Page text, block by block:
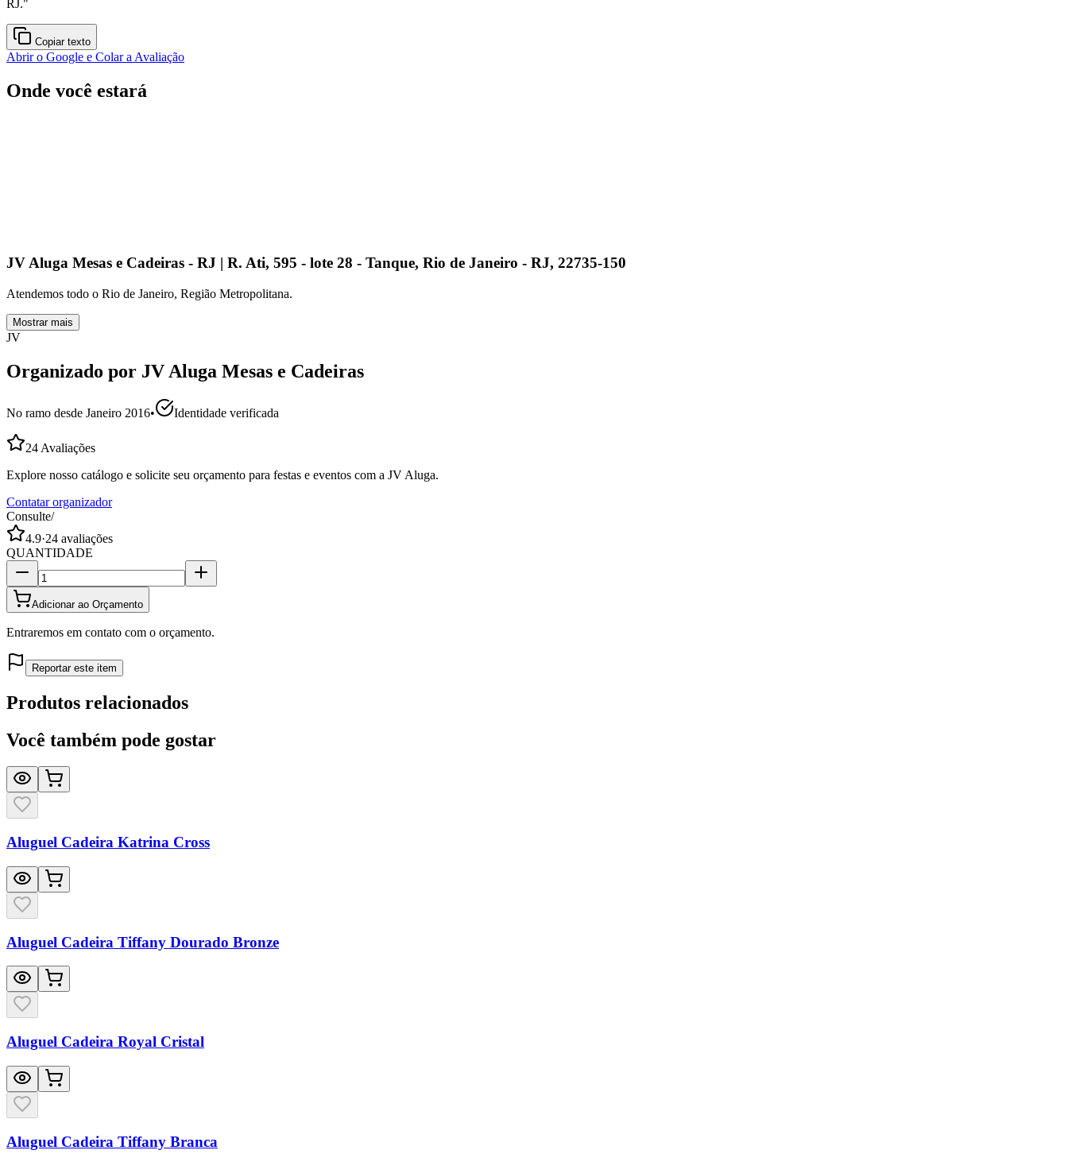
RJ."
Copiar texto
Abrir o Google e Colar a Avaliação
Onde você estará
JV Aluga Mesas e Cadeiras - RJ | R. Ati, 595 - lote 28 - Tanque, Rio de Janeiro - RJ, 22735-150
Atendemos todo o Rio de Janeiro, Região Metropolitana.
Mostrar mais
JV
Organizado por JV Aluga Mesas e Cadeiras
No ramo desde Janeiro 2016• Identidade verificada
24 Avaliações
Explore nosso catálogo e solicite seu orçamento para festas e eventos com a JV Aluga.
Contatar organizador
Consulte/
4.9·24 avaliações
QUANTIDADE
Adicionar ao Orçamento
Entraremos em contato com o orçamento.
Reportar este item
Produtos relacionados
Você também pode gostar
Aluguel Cadeira Katrina Cross
Aluguel Cadeira Tiffany Dourado Bronze
Aluguel Cadeira Royal Cristal
Aluguel Cadeira Tiffany Branca